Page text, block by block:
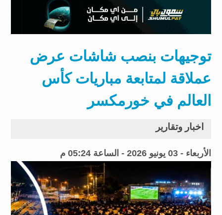
توجيهات بنصب شاشات عرض
عملاقة لمتابعة مباريات كأس
العالم في خورمكسر
اخبار وتقارير
الأربعاء - 03 يونيو 2026 - الساعة 05:24 م